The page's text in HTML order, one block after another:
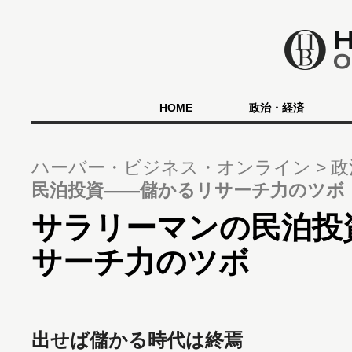
HOME 政治・経済
ハーバー・ビジネス・オンライン
民泊投資――儲かるリサーチ力のツボ
サラリーマンの民泊
サーチ力のツボ
出せば儲かる時代は終焉